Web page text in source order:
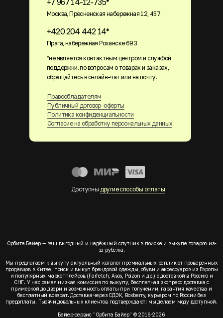
+7 967 14-12-735*
Москва, Пресненская набережная 12, 457
+420 204 442 14*
Прага, набережная Роханске 693
Правообладателям
Публичный договор-оферты
Политика конфиденциальности
Согласие на обработку персональных данных
Доступны другие способы оплаты
*не является контактным центром и службой
поддержки. по вопросам о товарах и заказах,
обращайтесь в онлайн-чат или на почту.
Орбита Байер — ваш выгодный и надёжный спутник в поиске и выкупе товаров из-
за рубежа.
Мы предлагаем к выкупу актуальный каталог премиальных реплик от проверенных
продавцов в Китае, поиск и выкуп брендовой одежды, обуви и аксессуаров из Европы
и популярных маркетплейсов (Farfetch, Asos, Poizon и др.) с доставкой в Россию и
СНГ. У нас самая низкая комиссия по выкупу, бесплатная экспресс доставка с
примеркой до двери и возможность оплаты при получении, гарантия качества и
бесплатный возврат. Доставка через СДЭК, Boxberry, курьером по России без
предоплаты. Тысячи довольных клиентов подтверждают: мы делаем моду доступной.
Байер-сервис "Орбита Байер" © 2016-2026